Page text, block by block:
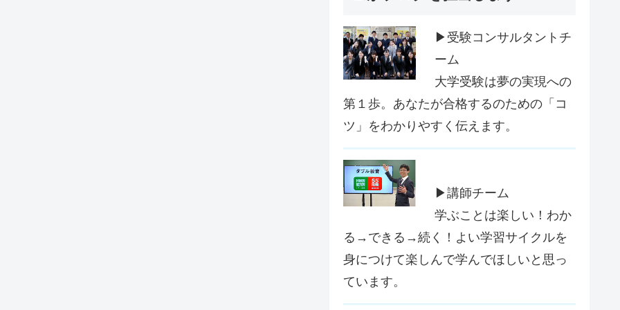
▶受験コンサルタントチ
ーム
大学受験は夢の実現への
第１歩。あなたが合格するのための「コ
ツ」をわかりやすく伝えます。
▶講師チーム
学ぶことは楽しい！わか
る→できる→続く！よい学習サイクルを
身につけて楽しんで学んでほしいと思っ
ています。